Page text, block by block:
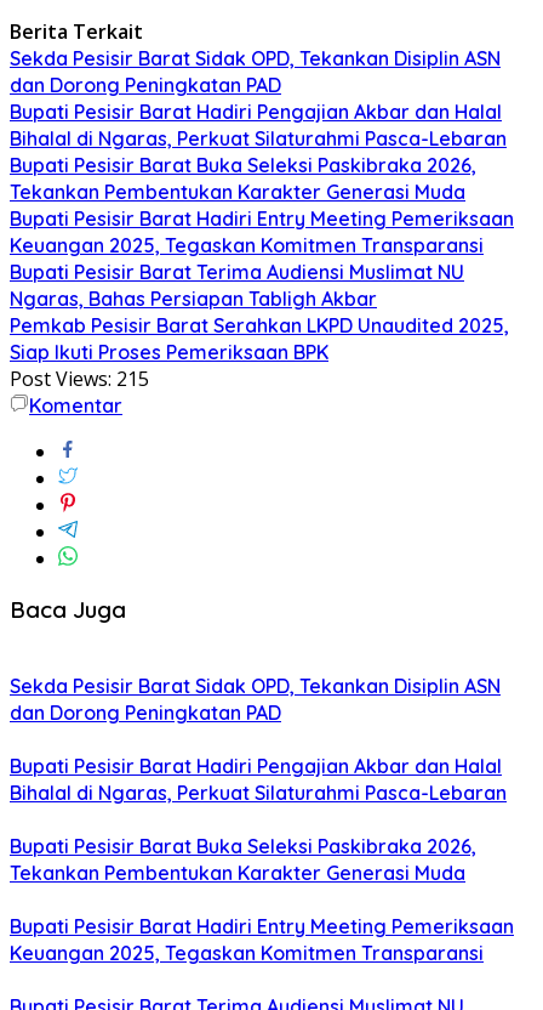
Berita Terkait
Sekda Pesisir Barat Sidak OPD, Tekankan Disiplin ASN
dan Dorong Peningkatan PAD
Bupati Pesisir Barat Hadiri Pengajian Akbar dan Halal
Bihalal di Ngaras, Perkuat Silaturahmi Pasca-Lebaran
Bupati Pesisir Barat Buka Seleksi Paskibraka 2026,
Tekankan Pembentukan Karakter Generasi Muda
Bupati Pesisir Barat Hadiri Entry Meeting Pemeriksaan
Keuangan 2025, Tegaskan Komitmen Transparansi
Bupati Pesisir Barat Terima Audiensi Muslimat NU
Ngaras, Bahas Persiapan Tabligh Akbar
Pemkab Pesisir Barat Serahkan LKPD Unaudited 2025,
Siap Ikuti Proses Pemeriksaan BPK
Post Views: 215
Komentar
Baca Juga
Sekda Pesisir Barat Sidak OPD, Tekankan Disiplin ASN
dan Dorong Peningkatan PAD
Bupati Pesisir Barat Hadiri Pengajian Akbar dan Halal
Bihalal di Ngaras, Perkuat Silaturahmi Pasca-Lebaran
Bupati Pesisir Barat Buka Seleksi Paskibraka 2026,
Tekankan Pembentukan Karakter Generasi Muda
Bupati Pesisir Barat Hadiri Entry Meeting Pemeriksaan
Keuangan 2025, Tegaskan Komitmen Transparansi